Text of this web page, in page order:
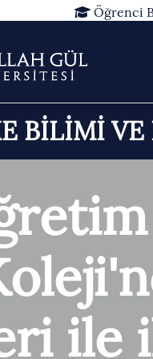
Öğrenci
BİLİMİ VE
ile